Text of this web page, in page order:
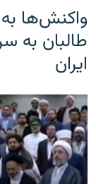
واکنش‌ها به
طالبان به
ایران